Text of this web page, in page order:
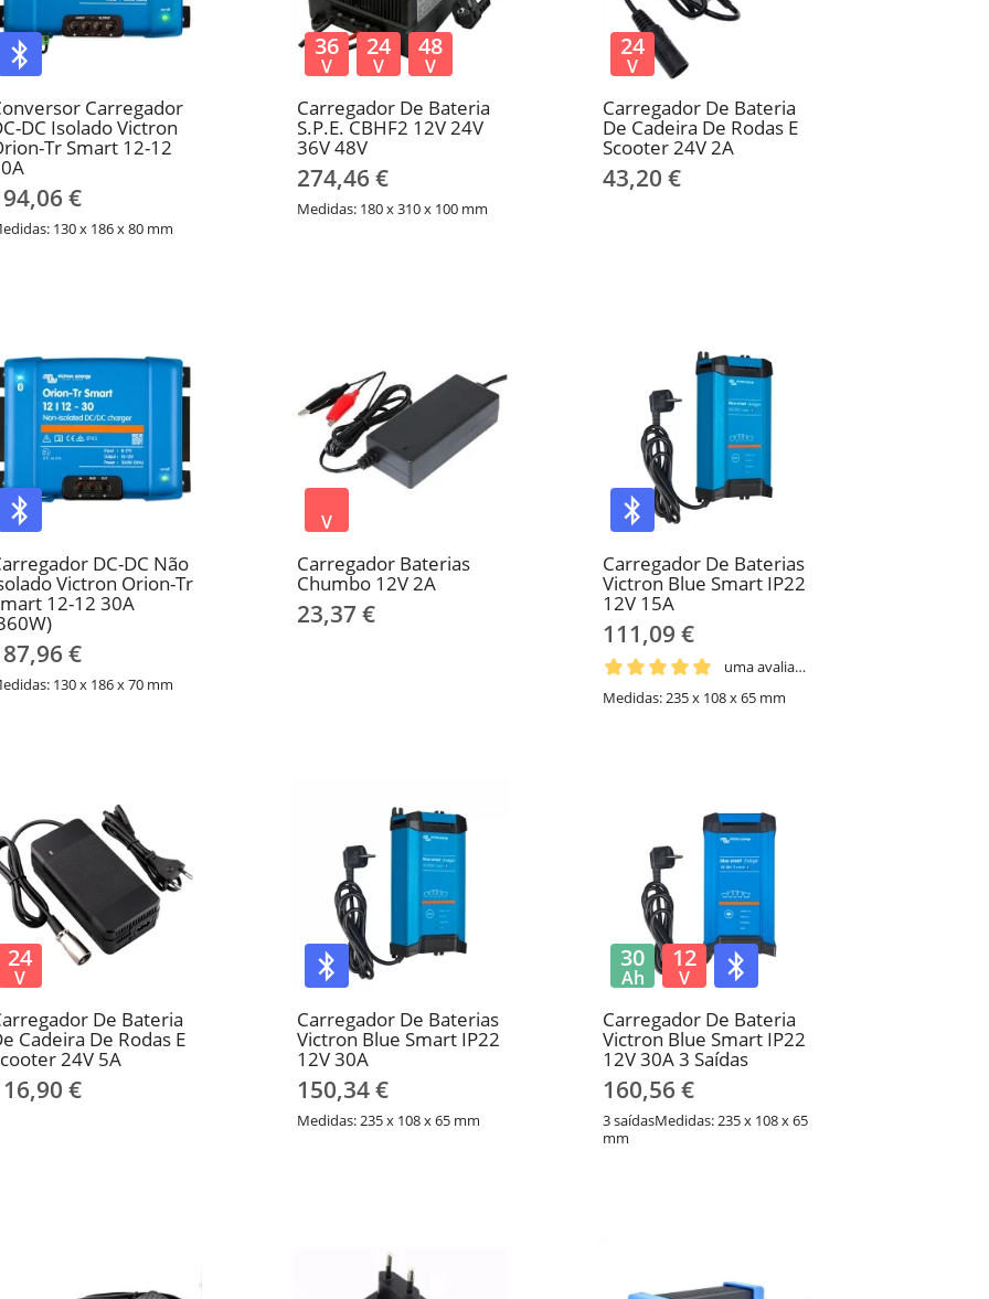
Carregador
DC Isolado Victron
Tr Smart 12-12
€
130 x 186 x 80 mm
Carregador De Bateria
S.P.E. CBHF2 12V 24V
36V 48V
274,46 €
Medidas: 180 x 310 x 100 mm
36
V
24
V
48
V
Carregador De Bateria
De Cadeira De Rodas E
Scooter 24V 2A
43,20 €
24
V
DC-DC Não
Victron Orion-Tr
12-12 30A
€
130 x 186 x 70 mm
Carregador Baterias
Chumbo 12V 2A
23,37 €
V
Carregador De Baterias
Victron Blue Smart IP22
12V 15A
111,09 €
uma avaliação
Medidas: 235 x 108 x 65 mm
De Bateria
Cadeira De Rodas E
24V 5A
€
24
V
Carregador De Baterias
Victron Blue Smart IP22
12V 30A
150,34 €
Medidas: 235 x 108 x 65 mm
Carregador De Bateria
Victron Blue Smart IP22
12V 30A 3 Saídas
160,56 €
3 saídasMedidas: 235 x 108 x 65
mm
30
Ah
12
V